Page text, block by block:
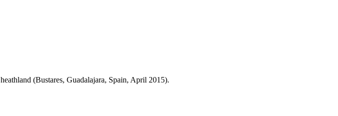
heathland (Bustares, Guadalajara, Spain, April 2015).